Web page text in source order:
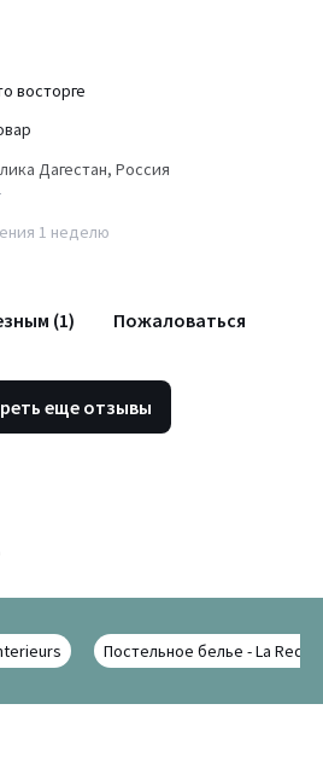
восторге
Дагестан, Россия
1 неделю
(1) Пожаловаться
еще отзывы
Постельное белье - La